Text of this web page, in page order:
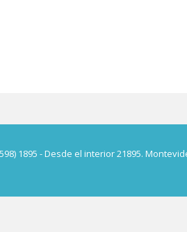
1895 - Desde el interior 21895.